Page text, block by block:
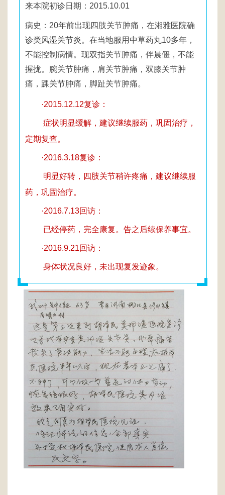
来本院初诊日期：2015.10.01
病史：20年前出现四肢关节肿痛，在湘雅医院确
诊类风湿关节炎。在当地服用中草药丸10多年，
不能控制病情。现双指关节肿痛，伴晨僵，不能
握拢。腕关节肿痛，肩关节肿痛，双膝关节肿
痛，踝关节肿痛，脚趾关节肿痛。
·2015.12.12复诊：
症状明显缓解，建议继续服药，巩固治疗，
定期复查。
·2016.3.18复诊：
明显好转，四肢关节稍许疼痛，建议继续服
药，巩固治疗。
·2016.7.13回访：
已经停药，完全康复。告之后续保养事宜。
·2016.9.21回访：
身体状况良好，未出现复发迹象。